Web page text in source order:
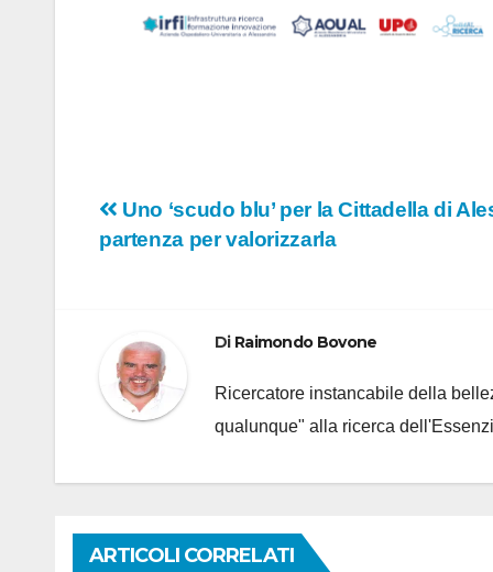
Navigazione
articoli
Uno ‘scudo blu’ per la Cittadella di
partenza per valorizzarla
Di Raimondo Bovone
Ricercatore instancabile della
qualunque" alla ricerca
ARTICOLI CORRELATI